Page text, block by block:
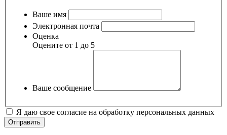
Ваше имя
Электронная почта
Оценка
Оцените от 1 до 5
Ваше сообщение
Я даю свое согласие на обработку персональных данных